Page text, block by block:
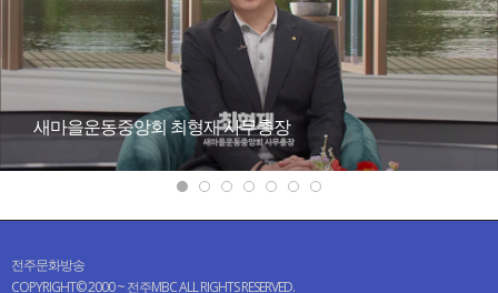
새마을운동중앙회 최형재 사무총장
전주문화방송
COPYRIGHT© 2000 ~ 전주MBC ALL RIGHTS RESERVED.